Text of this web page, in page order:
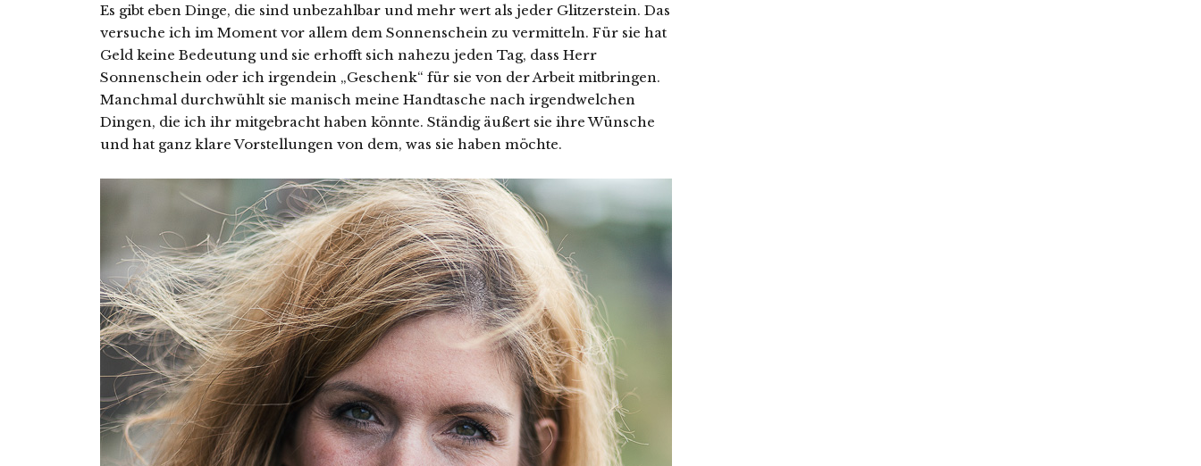
Es gibt eben Dinge, die sind unbezahlbar und mehr wert als jeder Glitzerstein. Das
versuche ich im Moment vor allem dem Sonnenschein zu vermitteln. Für sie hat
Geld keine Bedeutung und sie erhofft sich nahezu jeden Tag, dass Herr
Sonnenschein oder ich irgendein „Geschenk“ für sie von der Arbeit mitbringen.
Manchmal durchwühlt sie manisch meine Handtasche nach irgendwelchen
Dingen, die ich ihr mitgebracht haben könnte. Ständig äußert sie ihre Wünsche
und hat ganz klare Vorstellungen von dem, was sie haben möchte.